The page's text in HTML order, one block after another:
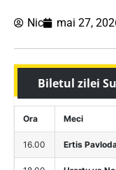
Nic mai 27,
Biletul zilei
Ora Meci
16.00 Ertis